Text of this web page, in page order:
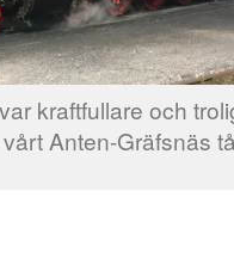
kraftfullare och
vårt Anten-Gräfsnäs